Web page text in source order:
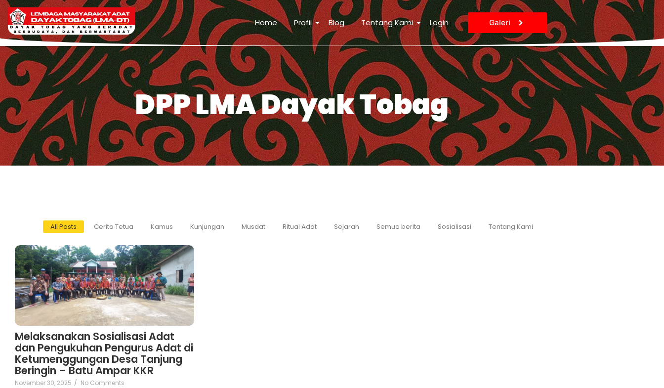
Home Profil Blog Tentang Kami Login Galeri
DPP LMA Dayak Tobag
All Posts Cerita Tetua Kamus Kunjungan Musdat Ritual Adat Sejarah Semua berita Sosialisasi Tentang Kami
Melaksanakan Sosialisasi Adat
dan Pengukuhan Pengurus Adat di
Ketumenggungan Desa Tanjung
Beringin – Batu Ampar KKR
November 30, 2025 / No Comments